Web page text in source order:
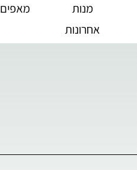
מאפים
מנות
אחרונות